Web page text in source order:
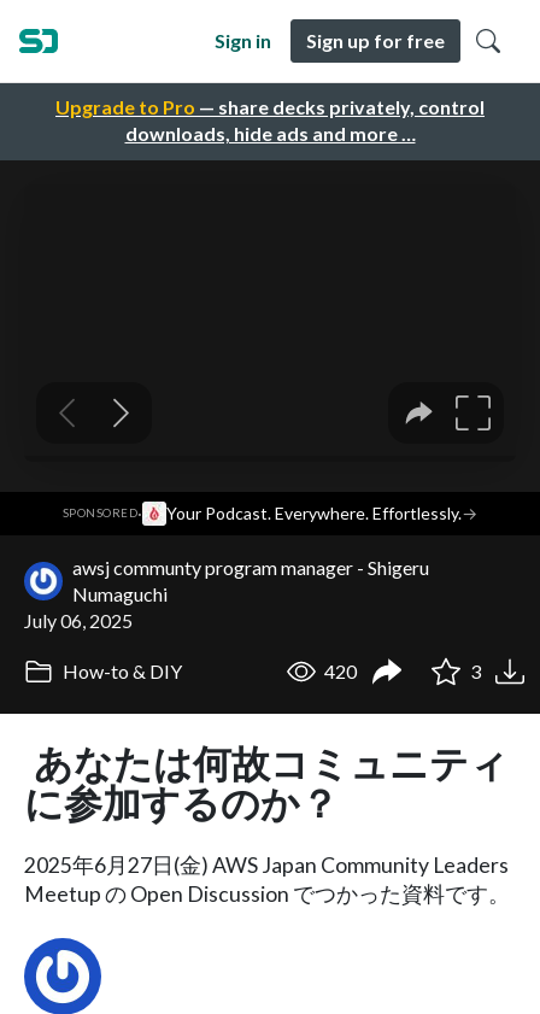
Upgrade to Pro — share decks privately, control
downloads, hide ads and more …
Sign in Sign up for free
SPONSORED· Your Podcast. Everywhere. Effortlessly.→
awsj communty program manager - Shigeru
Numaguchi
July 06, 2025
How-to & DIY 420 3
あなたは何故コミュニティ
に参加するのか？
2025年6月27日(金) AWS Japan Community Leaders
Meetup の Open Discussion でつかった資料です。